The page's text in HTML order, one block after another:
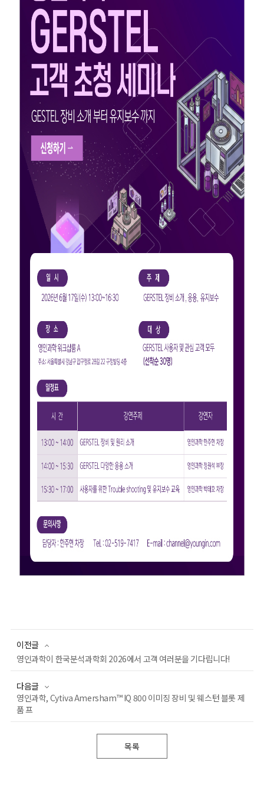
이전글
영인과학이 한국분석과학회 2026에서 고객 여러분을 기다립니다!
다음글
영인과학, Cytiva Amersham™ IQ 800 이미징 장비 및 웨스턴 블롯 제
품 프
목록